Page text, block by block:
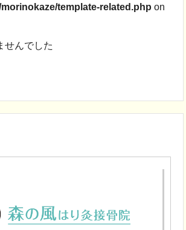
template-related.php on
せんでした